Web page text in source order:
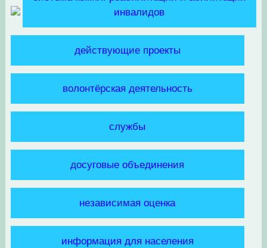
инвалидов
действующие проекты
волонтёрская деятельность
службы
досуговые объединения
независимая оценка
информация для населения